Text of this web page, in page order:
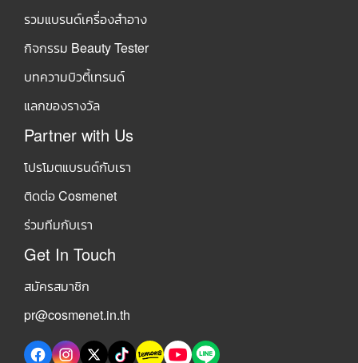
รวมแบรนด์เครื่องสำอาง
กิจกรรม Beauty Tester
บทความบิวตี้เทรนด์
แลกของรางวัล
Partner with Us
โปรโมตแบรนด์กับเรา
ติดต่อ Cosmenet
ร่วมทีมกับเรา
Get In Touch
สมัครสมาชิก
pr@cosmenet.in.th